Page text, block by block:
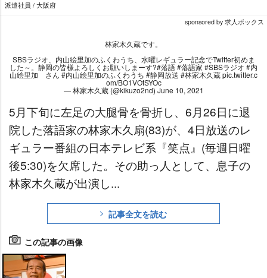
派遣社員 / 大阪府
sponsored by 求人ボックス
林家木久蔵です。
SBSラジオ、内山絵里加のふくわうち、水曜レギュラー記念でTwitter初めま
した～。静岡の皆様よろしくお願いしまーす?#落語#落語家#SBSラジオ #内
山絵里加さん#内山絵里加のふくわうち #静岡放送 #林家木久蔵pic.twitter.c
om/BO1VOtSYOc
— 林家木久蔵 (@kikuzo2nd) June 10, 2021
5月下旬に左足の大腿骨を骨折し、6月26日に退
院した落語家の林家木久扇(83)が、4日放送のレ
ギュラー番組の日本テレビ系『笑点』(毎週日曜
後5:30)を欠席した。その助っ人として、息子の
林家木久蔵が出演し...
記事全文を読む
この記事の画像